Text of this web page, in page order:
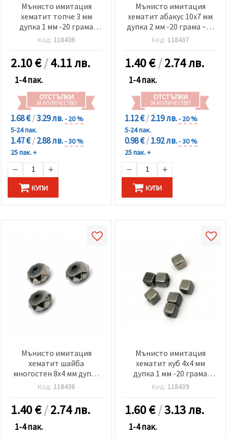
Мънисто имитация
хематит топче 3 мм
дупка 1 мм -20 грама
~1750 броя
Код: 118436
2.10€/4.11 лв.
1-4 пак.
ОТСТЪПКИ
ЗА КОЛИЧЕСТВО
1.68 €/3.29 лв.- 20 %
5-24 пак.
1.47 €/2.88 лв.- 30 %
25 пак. +
КУПИ
Мънисто имитация
хематит абакус 10x7 мм
дупка 2 мм -20 грама ~55
броя
Код: 118437
1.40€/2.74 лв.
1-4 пак.
ОТСТЪПКИ
ЗА КОЛИЧЕСТВО
1.12 €/2.19 лв.- 20 %
5-24 пак.
0.98 €/1.92 лв.- 30 %
25 пак. +
КУПИ
Мънисто имитация
хематит шайба
многостен 8x4 мм дупка
1.5 мм -20 грама ~165
броя
Код: 118438
1.40€/2.74 лв.
1-4 пак.
Мънисто имитация
хематит куб 4x4 мм
дупка 1 мм -20 грама
~340 броя
Код: 118439
1.60€/3.13 лв.
1-4 пак.